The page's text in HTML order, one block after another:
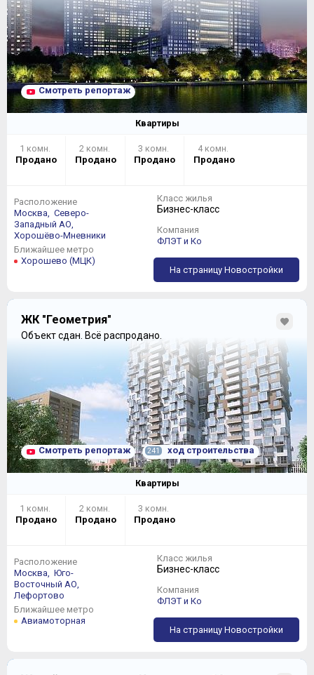
Смотреть репортаж
Квартиры
1 комн.
Продано
2 комн.
Продано
3 комн.
Продано
4 комн.
Продано
Расположение
Москва, Северо-
Западный АО,
Хорошёво-Мневники
Ближайшее метро
Хорошево (МЦК)
Класс жилья
Бизнес-класс
Компания
ФЛЭТ и Ко
На страницу Новостройки
ЖК "Геометрия"
Объект сдан. Всё распродано.
Смотреть репортаж 241 ход строительства
Квартиры
1 комн.
Продано
2 комн.
Продано
3 комн.
Продано
Расположение
Москва, Юго-
Восточный АО,
Лефортово
Ближайшее метро
Авиамоторная
Класс жилья
Бизнес-класс
Компания
ФЛЭТ и Ко
На страницу Новостройки